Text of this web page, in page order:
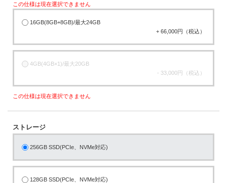
この仕様は現在選択できません
16GB(8GB+8GB)/最大24GB
+ 66,000円（税込）
4GB(4GB×1)/最大20GB
- 33,000円（税込）
この仕様は現在選択できません
ストレージ
256GB SSD(PCIe、NVMe対応)
128GB SSD(PCIe、NVMe対応)